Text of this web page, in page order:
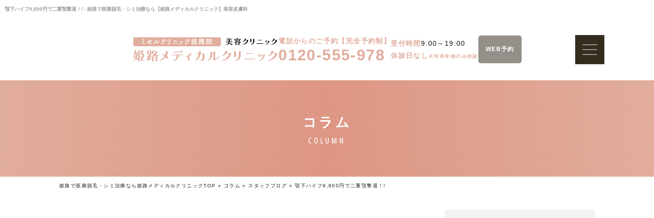
顎下ハイフ9,800円で二重顎撃退！! - 姫路で医療脱毛・シミ治療なら【姫路メディカルクリニック】美容皮膚科
電話からのご予約【完全予約制】
0120-555-978
受付時間 9:00～19:00
休診日なし ※年末年始のみ休診
WEB予約
姫路で医療脱毛・シミ治療なら姫路メディカルクリニックTOP » コラム » スタッフブログ »顎下ハイフ9,800円で二重顎撃退！!